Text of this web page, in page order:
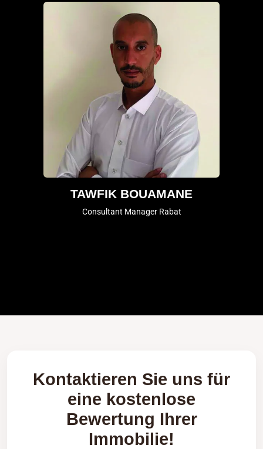
TAWFIK BOUAMANE
Consultant Manager Rabat
Kontaktieren Sie uns für
eine kostenlose
Bewertung Ihrer
Immobilie!